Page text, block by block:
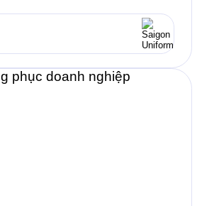
1/6, Saigon Uniform rất vinh
cùng FPT Telecom trong dự án